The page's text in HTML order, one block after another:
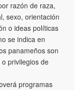
razón de raza,
sexo, orientación
o ideas políticas
se indica en
panameños son
privilegios de
programas